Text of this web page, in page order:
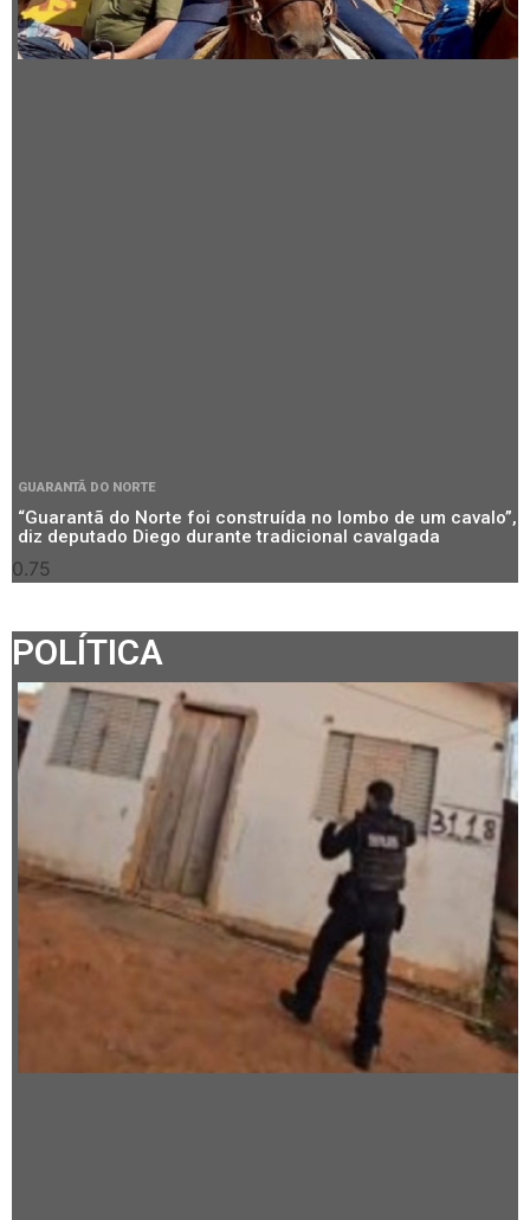
GUARANTÃ DO NORTE
“Guarantã do Norte foi construída no lombo de um cavalo”,
diz deputado Diego durante tradicional cavalgada
POLÍTICA